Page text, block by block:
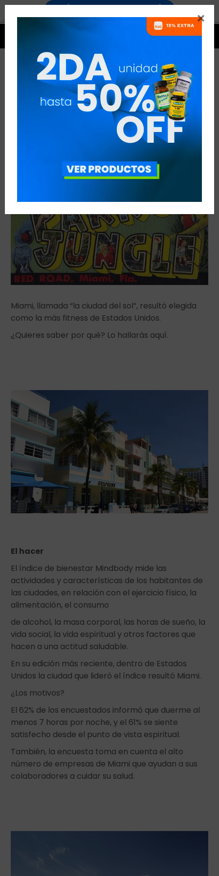

LA MÁS SALUDABLE
VER TODAS LAS ENTRADAS
Noticias
Miami, llamada “la ciudad del sol”, resultó elegida
como la más fitness de Estados Unidos.
¿Quieres saber por qué? Lo hallarás aquí.
El hacer
El índice de bienestar Mindbody mide las
actividades y características de los habitantes de
las ciudades, en relación con el ejercicio físico, la
alimentación, el consumo
de alcohol, la masa corporal, las horas de sueño, la
vida social, la vida espiritual y otros factores que
hacen a una actitud saludable.
En su edición más reciente, dentro de Estados
Unidos la ciudad que lideró el índice resultó Miami.
¿Los motivos?
El 62% de los encuestados informó que duerme al
menos 7 horas por noche, y el 61% se siente
satisfecho desde el punto de vista espiritual.
También, la encuesta toma en cuenta el alto
número de empresas de Miami que ayudan a sus
colaboradores a cuidar su salud.